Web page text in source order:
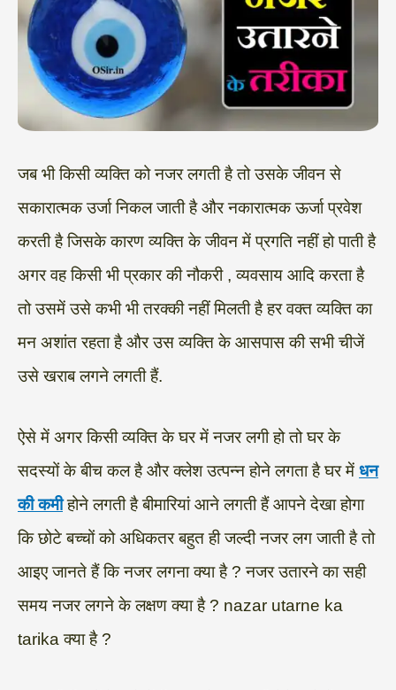
जब भी किसी व्यक्ति को नजर लगती है तो उसके जीवन से
सकारात्मक उर्जा निकल जाती है और नकारात्मक ऊर्जा प्रवेश
करती है जिसके कारण व्यक्ति के जीवन में प्रगति नहीं हो पाती है
अगर वह किसी भी प्रकार की नौकरी , व्यवसाय आदि करता है
तो उसमें उसे कभी भी तरक्की नहीं मिलती है हर वक्त व्यक्ति का
मन अशांत रहता है और उस व्यक्ति के आसपास की सभी चीजें
उसे खराब लगने लगती हैं.
ऐसे में अगर किसी व्यक्ति के घर में नजर लगी हो तो घर के
सदस्यों के बीच कल है और क्लेश उत्पन्न होने लगता है घर में धन
की कमीहोने लगती है बीमारियां आने लगती हैं आपने देखा होगा
कि छोटे बच्चों को अधिकतर बहुत ही जल्दी नजर लग जाती है तो
आइए जानते हैं कि नजर लगना क्या है ? नजर उतारने का सही
समय नजर लगने के लक्षण क्या है ? nazar utarne ka
tarika क्या है ?